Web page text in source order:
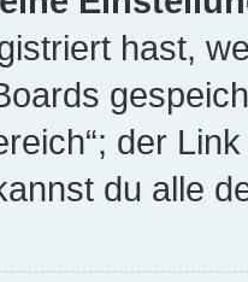
hast,
der
du alle